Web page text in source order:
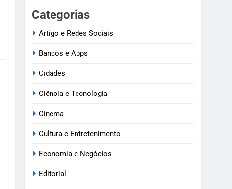
Categorias
Artigo e Redes Sociais
Bancos e Apps
Cidades
Ciência e Tecnologia
Cinema
Cultura e Entretenimento
Economia e Negócios
Editorial